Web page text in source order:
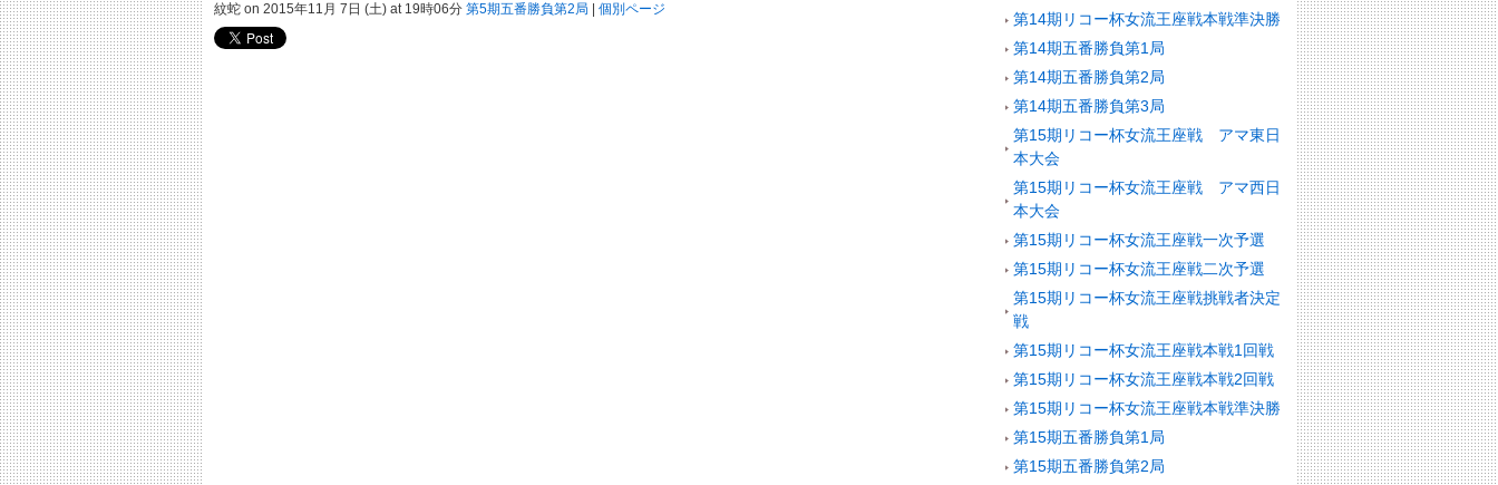
紋蛇 on 2015年11月 7日 (土) at 19時06分 第5期五番勝負第2局 個別ページ
第14期リコー杯女流王座戦本戦準決勝
第14期五番勝負第1局
第14期五番勝負第2局
第14期五番勝負第3局
第15期リコー杯女流王座戦 アマ東日
本大会
第15期リコー杯女流王座戦 アマ西日
本大会
第15期リコー杯女流王座戦一次予選
第15期リコー杯女流王座戦二次予選
第15期リコー杯女流王座戦挑戦者決定
戦
第15期リコー杯女流王座戦本戦1回戦
第15期リコー杯女流王座戦本戦2回戦
第15期リコー杯女流王座戦本戦準決勝
第15期五番勝負第1局
第15期五番勝負第2局